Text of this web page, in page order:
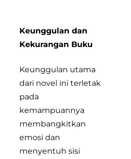
Keunggulan dan
Kekurangan Buku
Keunggulan utama
dari novel ini terletak
pada
kemampuannya
membangkitkan
emosi dan
menyentuh sisi